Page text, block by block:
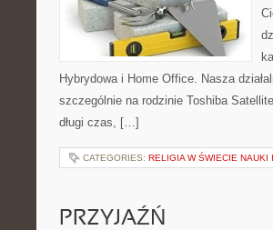
Hybrydowa i Home Office. Nasza
szczególnie na rodzinie Toshiba
długi czas, […]
CATEGORIES: RELIGIA W ŚWIECIE NAUKI
PRZYJAŹŃ